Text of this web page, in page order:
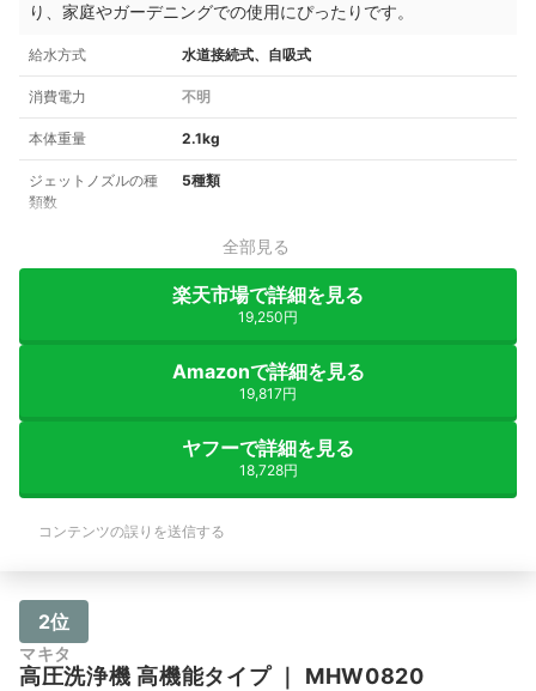
り、 家庭やガーデニングでの使用にぴったりです。
給水方式 水道接続式、自吸式
消費電力 不明
本体重量 2.1kg
ジェットノズルの種
類数
5種類
全部見る
楽天市場で詳細を見る
19,250円
Amazonで詳細を見る
19,817円
ヤフーで詳細を見る
18,728円
コンテンツの誤りを送信する
2位
マキタ
高圧洗浄機 高機能タイプ｜ MHW0820